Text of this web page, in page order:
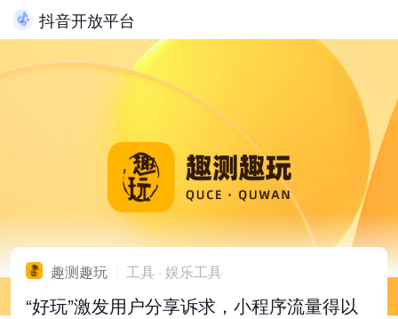
抖音开放平台
趣测趣玩 工具 · 娱乐工具
“好玩”激发用户分享诉求，小程序流量得以